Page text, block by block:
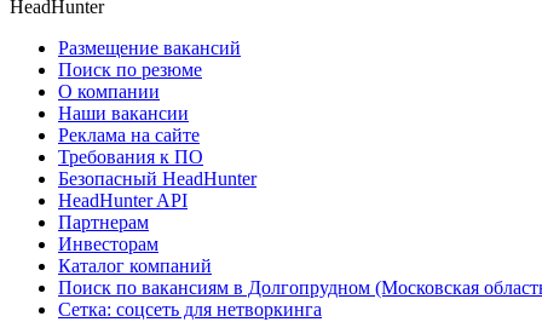
HeadHunter
Размещение вакансий
Поиск по резюме
О компании
Наши вакансии
Реклама на сайте
Требования к ПО
Безопасный HeadHunter
HeadHunter API
Партнерам
Инвесторам
Каталог компаний
Поиск по вакансиям в Долгопрудном (Московская
Сетка: соцсеть для нетворкинга